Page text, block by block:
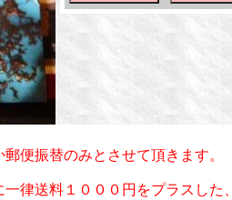
便振替のみとさせて頂きます。
律送料１０００円をプラスした、